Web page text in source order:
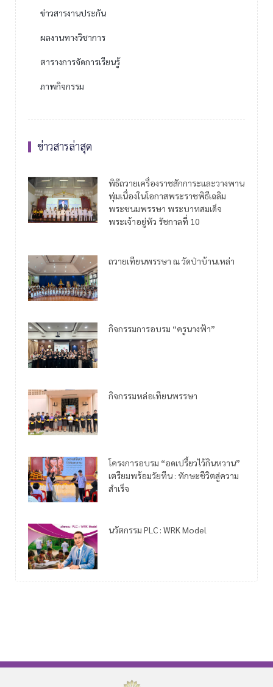
ข่าวสารงานประกัน
ผลงานทางวิชาการ
ตารางการจัดการเรียนรู้
ภาพกิจกรรม
ข่าวสารล่าสุด
พิธีถวายเครื่องราชสักการะและวางพาน
พุ่มเนื่องในโอกาสพระราชพิธีเฉลิม
พระชนมพรรษา พระบาทสมเด็จ
พระเจ้าอยู่หัว รัชกาลที่ 10
ถวายเทียนพรรษา ณ วัดป่าบ้านเหล่า
กิจกรรมการอบรม “ครูนางฟ้า”
กิจกรรมหล่อเทียนพรรษา
โครงการอบรม “อดเปรี้ยวไว้กินหวาน”
เตรียมพร้อมวัยทีน : ทักษะชีวิตสู่ความ
สำเร็จ
นวัตกรรม PLC : WRK Model